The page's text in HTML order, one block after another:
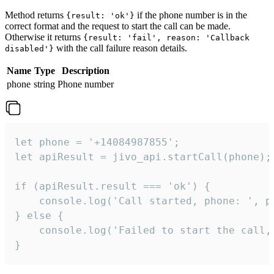
Method returns {result: 'ok'} if the phone number is in the
correct format and the request to start the call can be made.
Otherwise it returns {result: 'fail', reason: 'Callback
disabled'} with the call failure reason details.
Name Type
Description
phone string Phone number
let phone = '+14084987855';
let apiResult = jivo_api.startCall(phone);
if (apiResult.result === 'ok') {
console.log('Call started, phone: ',
} else {
console.log('Failed to start the
}